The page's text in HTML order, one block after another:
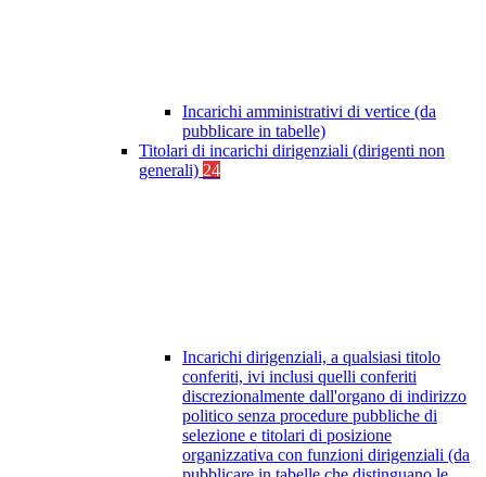
Incarichi amministrativi di vertice (da
pubblicare in tabelle)
Titolari di incarichi dirigenziali (dirigenti non
generali) 24
Incarichi dirigenziali, a qualsiasi titolo
conferiti, ivi inclusi quelli conferiti
discrezionalmente dall'organo di indirizzo
politico senza procedure pubbliche di
selezione e titolari di posizione
organizzativa con funzioni dirigenziali (da